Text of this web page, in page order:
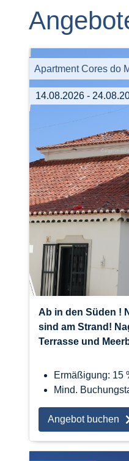
Apartment Cores do
Ab in den Süden !
sind am Strand!
Terrasse und
Ermäßigung: 15
Mind.
14.08.2026 -
Angebot buchen